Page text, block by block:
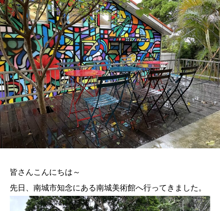
皆さんこんにちは～
先日、南城市知念にある南城美術館へ行ってきました。